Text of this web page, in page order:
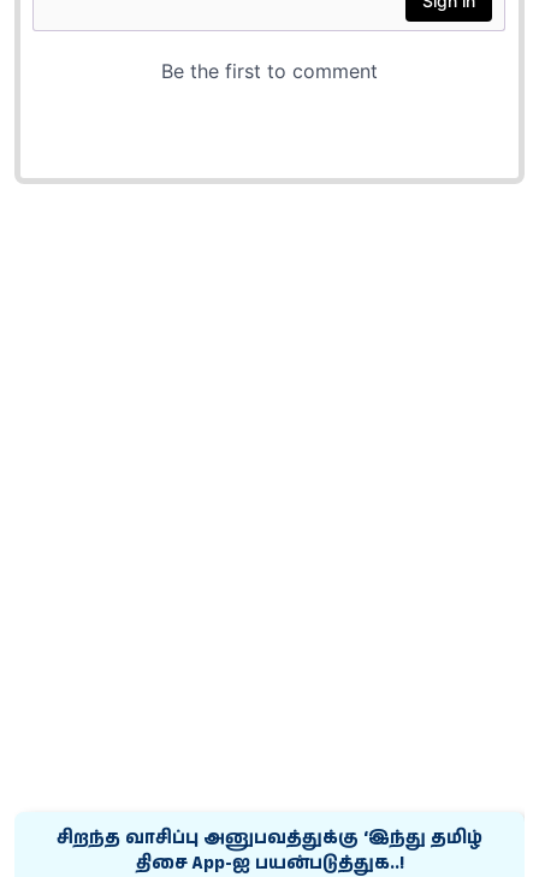
சிறந்த வாசிப்பு அனுபவத்துக்கு ‘இந்து தமிழ்
திசை App-ஐ பயன்படுத்துக..!